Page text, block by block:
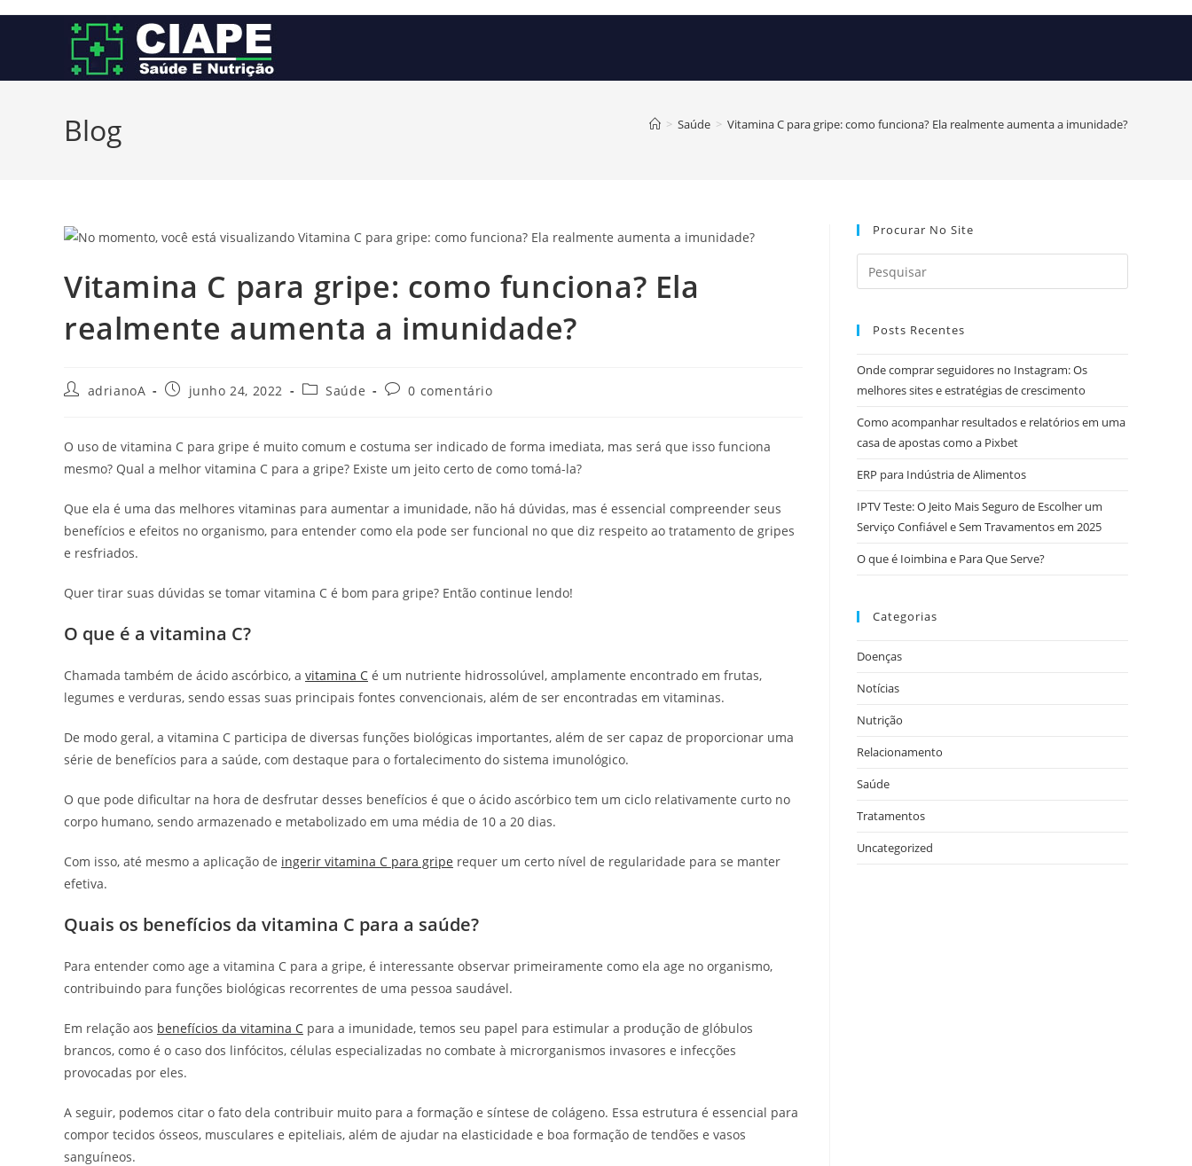
conteúdo
Blog > Saúde > Vitamina C para gripe: como funciona? Ela realmente aumenta a imunidade?
Vitamina C para gripe: como funciona? Ela
realmente aumenta a imunidade?
AutoradrianoA
Postjunho 24, 2022
Categoria
Saúde
Comentários
0 comentário
O uso de vitamina C para gripe é muito comum e costuma ser indicado de forma imediata, mas será que isso funciona
mesmo? Qual a melhor vitamina C para a gripe? Existe um jeito certo de como tomá-la?
Que ela é uma das melhores vitaminas para aumentar a imunidade, não há dúvidas, mas é essencial compreender seus
benefícios e efeitos no organismo, para entender como ela pode ser funcional no que diz respeito ao tratamento de gripes
e resfriados.
Quer tirar suas dúvidas se tomar vitamina C é bom para gripe? Então continue lendo!
O que é a vitamina C?
Chamada também de ácido ascórbico, a vitamina C é um nutriente hidrossolúvel, amplamente encontrado em frutas,
legumes e verduras, sendo essas suas principais fontes convencionais, além de ser encontradas em vitaminas.
De modo geral, a vitamina C participa de diversas funções biológicas importantes, além de ser capaz de proporcionar uma
série de benefícios para a saúde, com destaque para o fortalecimento do sistema imunológico.
O que pode dificultar na hora de desfrutar desses benefícios é que o ácido ascórbico tem um ciclo relativamente curto no
corpo humano, sendo armazenado e metabolizado em uma média de 10 a 20 dias.
Com isso, até mesmo a aplicação de ingerir vitamina C para gripe requer um certo nível de regularidade para se manter
efetiva.
Quais os benefícios da vitamina C para a saúde?
Para entender como age a vitamina C para a gripe, é interessante observar primeiramente como ela age no organismo,
contribuindo para funções biológicas recorrentes de uma pessoa saudável.
Em relação aos benefícios da vitamina C para a imunidade, temos seu papel para estimular a produção de glóbulos
brancos, como é o caso dos linfócitos, células especializadas no combate à microrganismos invasores e infecções
provocadas por eles.
A seguir, podemos citar o fato dela contribuir muito para a formação e síntese de colágeno. Essa estrutura é essencial para
compor tecidos ósseos, musculares e epiteliais, além de ajudar na elasticidade e boa formação de tendões e vasos
sanguíneos.
Procurar No Site
Posts Recentes
Onde comprar seguidores no Instagram: Os
melhores sites e estratégias de crescimento
Como acompanhar resultados e relatórios em uma
casa de apostas como a Pixbet
ERP para Indústria de Alimentos
IPTV Teste: O Jeito Mais Seguro de Escolher um
Serviço Confiável e Sem Travamentos em 2025
O que é Ioimbina e Para Que Serve?
Categorias
Doenças
Notícias
Nutrição
Relacionamento
Saúde
Tratamentos
Uncategorized